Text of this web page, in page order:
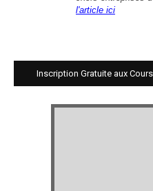
l'article ici
Inscription Gratuite aux